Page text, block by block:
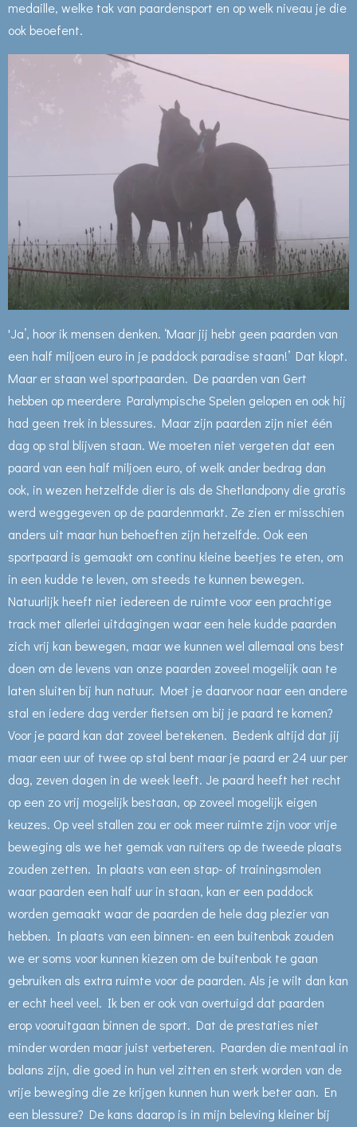
medaille, welke tak van paardensport en op welk niveau je die
ook beoefent.
'Ja’, hoor ik mensen denken. ‘Maar jij hebt geen paarden van
een half miljoen euro in je paddock paradise staan!’ Dat klopt.
Maar er staan wel sportpaarden. De paarden van Gert
hebben op meerdere Paralympische Spelen gelopen en ook hij
had geen trek in blessures. Maar zijn paarden zijn niet één
dag op stal blijven staan. We moeten niet vergeten dat een
paard van een half miljoen euro, of welk ander bedrag dan
ook, in wezen hetzelfde dier is als de Shetlandpony die gratis
werd weggegeven op de paardenmarkt. Ze zien er misschien
anders uit maar hun behoeften zijn hetzelfde. Ook een
sportpaard is gemaakt om continu kleine beetjes te eten, om
in een kudde te leven, om steeds te kunnen bewegen.
Natuurlijk heeft niet iedereen de ruimte voor een prachtige
track met allerlei uitdagingen waar een hele kudde paarden
zich vrij kan bewegen, maar we kunnen wel allemaal ons best
doen om de levens van onze paarden zoveel mogelijk aan te
laten sluiten bij hun natuur. Moet je daarvoor naar een andere
stal en iedere dag verder fietsen om bij je paard te komen?
Voor je paard kan dat zoveel betekenen. Bedenk altijd dat jij
maar een uur of twee op stal bent maar je paard er 24 uur per
dag, zeven dagen in de week leeft. Je paard heeft het recht
op een zo vrij mogelijk bestaan, op zoveel mogelijk eigen
keuzes. Op veel stallen zou er ook meer ruimte zijn voor vrije
beweging als we het gemak van ruiters op de tweede plaats
zouden zetten. In plaats van een stap- of trainingsmolen
waar paarden een half uur in staan, kan er een paddock
worden gemaakt waar de paarden de hele dag plezier van
hebben. In plaats van een binnen- en een buitenbak zouden
we er soms voor kunnen kiezen om de buitenbak te gaan
gebruiken als extra ruimte voor de paarden. Als je wilt dan kan
er echt heel veel. Ik ben er ook van overtuigd dat paarden
erop vooruitgaan binnen de sport. Dat de prestaties niet
minder worden maar juist verbeteren. Paarden die mentaal in
balans zijn, die goed in hun vel zitten en sterk worden van de
vrije beweging die ze krijgen kunnen hun werk beter aan. En
een blessure? De kans daarop is in mijn beleving kleiner bij